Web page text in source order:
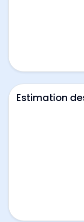
Estimation